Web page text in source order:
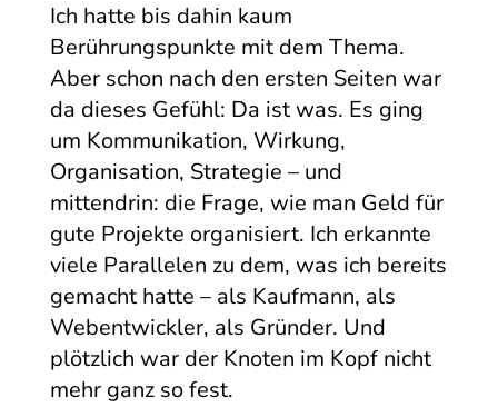
Ich hatte bis dahin kaum
Berührungspunkte mit dem Thema.
Aber schon nach den ersten Seiten war
da dieses Gefühl: Da ist was. Es ging
um Kommunikation, Wirkung,
Organisation, Strategie – und
mittendrin: die Frage, wie man Geld für
gute Projekte organisiert. Ich erkannte
viele Parallelen zu dem, was ich bereits
gemacht hatte – als Kaufmann, als
Webentwickler, als Gründer. Und
plötzlich war der Knoten im Kopf nicht
mehr ganz so fest.